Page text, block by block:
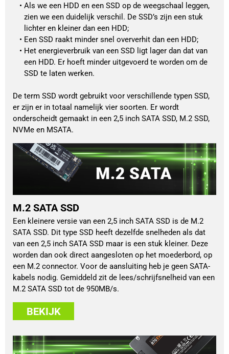
Als we een HDD en een SSD op de weegschaal leggen,
zien we een duidelijk verschil. De SSD’s zijn een stuk
lichter en kleiner dan een HDD;
Een SSD raakt minder snel oververhit dan een HDD;
Het energieverbruik van een SSD ligt lager dan dat van
een HDD. Er hoeft minder uitgevoerd te worden om de
SSD te laten werken.
De term SSD wordt gebruikt voor verschillende typen SSD,
er zijn er in totaal namelijk vier soorten. Er wordt
onderscheidt gemaakt in een 2,5 inch SATA SSD, M.2 SSD,
NVMe en MSATA.
M.2 SATA SSD
Een kleinere versie van een 2,5 inch SATA SSD is de M.2
SATA SSD. Dit type SSD heeft dezelfde snelheden als dat
van een 2,5 inch SATA SSD maar is een stuk kleiner. Deze
worden dan ook direct aangesloten op het moederbord, op
een M.2 connector. Voor de aansluiting heb je geen SATA-
kabels nodig. Gemiddeld zit de lees/schrijfsnelheid van een
M.2 SATA SSD tot de 950MB/s.
BEKIJK